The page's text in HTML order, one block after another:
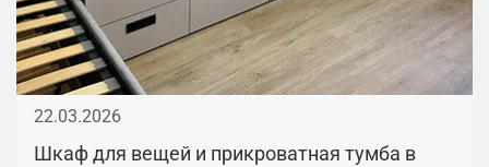
22.03.2026
Шкаф для вещей и прикроватная тумба в